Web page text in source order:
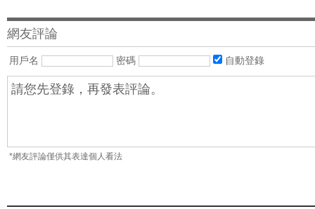
網友評論
用戶名 密碼 自動登錄
*網友評論僅供其表達個人看法